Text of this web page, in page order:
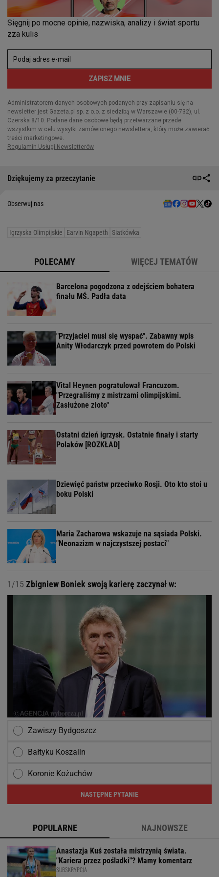
Dziękujemy za przeczytanie
Obserwuj nas
Igrzyska Olimpijskie Earvin Ngapeth Siatkówka
POLECAMY WIĘCEJ TEMATÓW
Barcelona pogodzona z odejściem bohatera
finału MŚ. Padła data
"Przyjaciel musi się wyspać". Zabawny wpis
Anity Włodarczyk przed powrotem do Polski
Vital Heynen pogratulował Francuzom.
"Przegraliśmy z mistrzami olimpijskimi.
Zasłużone złoto"
Ostatni dzień igrzysk. Ostatnie finały i starty
Polaków [ROZKŁAD]
Dziewięć państw przeciwko Rosji. Oto kto stoi u
boku Polski
Maria Zacharowa wskazuje na sąsiada Polski.
"Neonazizm w najczystszej postaci"
1/15 Zbigniew Boniek swoją karierę zaczynał w:
Zawiszy Bydgoszcz
Bałtyku Koszalin
Koronie Kożuchów
NASTĘPNE PYTANIE
POPULARNE NAJNOWSZE
Anastazja Kuś została mistrzynią świata.
"Kariera przez pośladki"? Mamy komentarz
SUBSKRYPCJA